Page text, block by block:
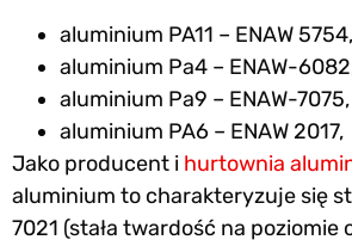
aluminium PA11 – ENAW 5754,
aluminium Pa4 – ENAW-
aluminium Pa9 – ENAW-7075,
aluminium PA6 – ENAW 2017,
Jako producent i hurtownia
aluminium to charakteryzuje się
7021 (stała twardość na